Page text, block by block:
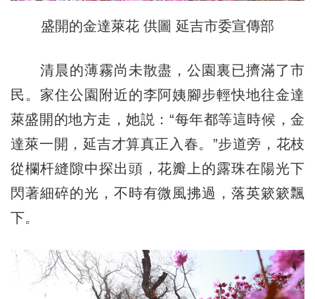
盛開的金達萊花 供圖 延吉市委宣傳部
清晨的薄霧尚未散盡，公園裏已擠滿了市
民。家住公園附近的李阿姨腳步輕快地往金達
萊盛開的地方走，她説：“每年都等這時候，金
達萊一開，延吉才算真正入春。”步道旁，花枝
從欄杆縫隙中探出頭，花瓣上的露珠在陽光下
閃著細碎的光，不時有微風拂過，落英簌簌飄
下。